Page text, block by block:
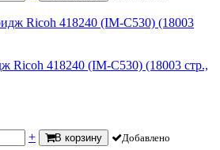
Ricoh 418240 (IM-C530) (18003 стр.,
+ В корзину Добавлено